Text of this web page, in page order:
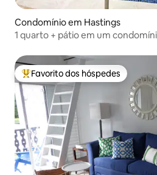
Condomínio em Hastings
1 quarto + pátio em um
Favoritos dos hóspedes mais
Favorito dos hóspedes